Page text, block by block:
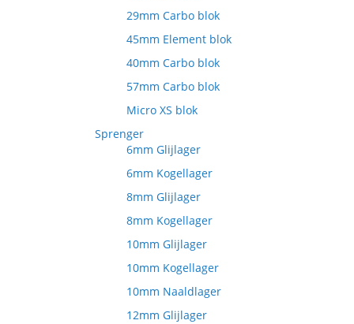
29mm Carbo blok
45mm Element blok
40mm Carbo blok
57mm Carbo blok
Micro XS blok
Sprenger
6mm Glijlager
6mm Kogellager
8mm Glijlager
8mm Kogellager
10mm Glijlager
10mm Kogellager
10mm Naaldlager
12mm Glijlager